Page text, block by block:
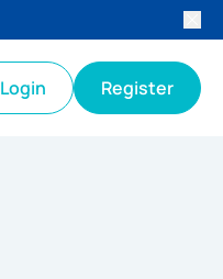
Login Register